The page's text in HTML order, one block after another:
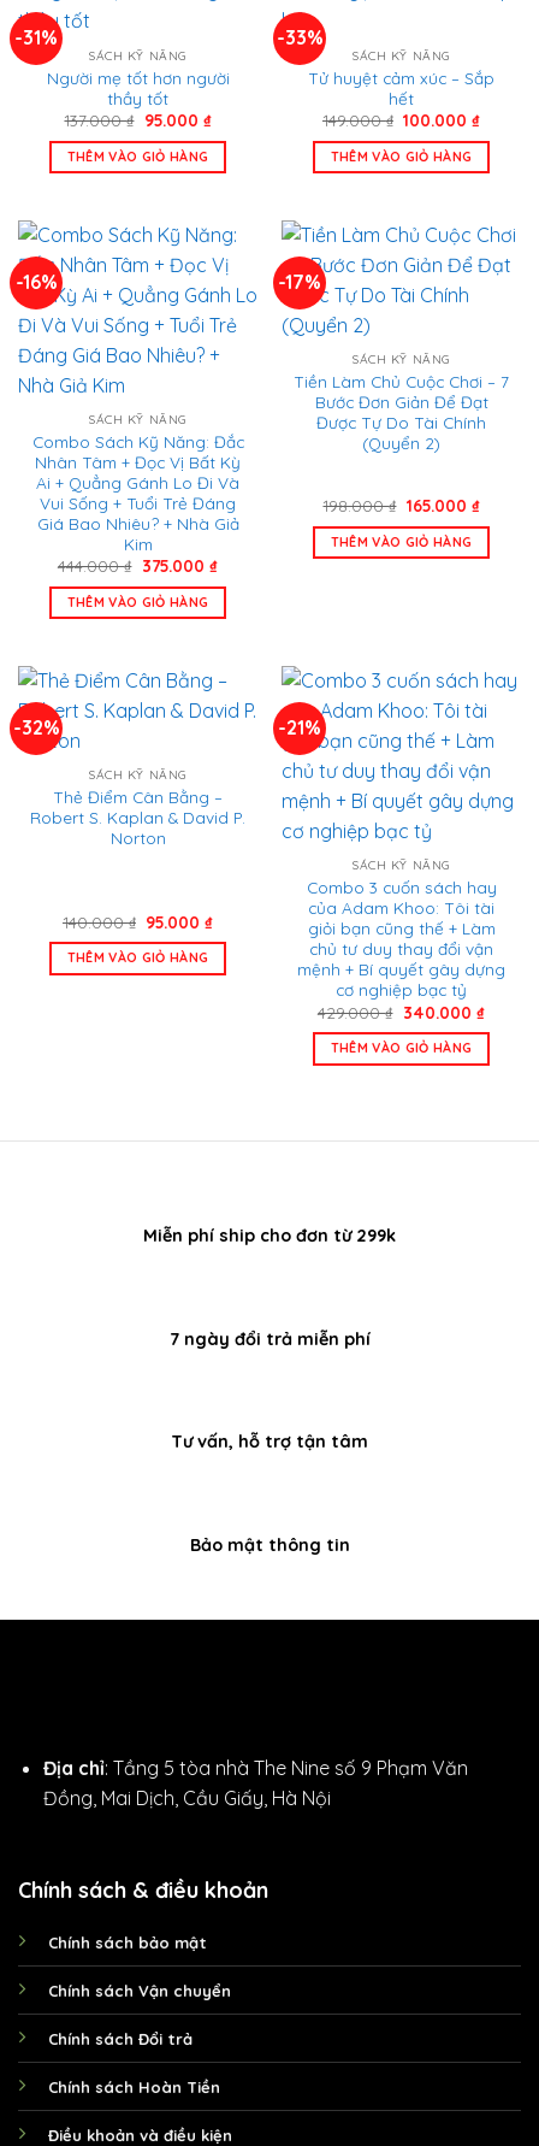
-31%
SÁCH KỸ NĂNG
Người mẹ tốt hơn người
thầy tốt
137.000₫ Giá
là:
137.000 ₫.
95.000 ₫Giá
tại
THÊM VÀO GIỎ HÀNG
-33%
SÁCH KỸ NĂNG
Tử huyệt cảm xúc – Sắp
hết
149.000₫ Giá
là:
149.000 ₫.
100.000₫Giá
tại
THÊM VÀO GIỎ HÀNG
-16%
SÁCH KỸ NĂNG
Combo Sách Kỹ Năng: Đắc
Nhân Tâm + Đọc Vị Bất Kỳ
Ai + Quẳng Gánh Lo Đi Và
Vui Sống + Tuổi Trẻ Đáng
Giá Bao Nhiêu? + Nhà Giả
Kim
444.000₫ Giá
là:
444.000 ₫.
375.000 ₫Giá
tại
THÊM VÀO GIỎ HÀNG
-17%
SÁCH KỸ NĂNG
Tiền Làm Chủ Cuộc Chơi – 7
Bước Đơn Giản Để Đạt
Được Tự Do Tài Chính
(Quyển 2)
198.000₫ Giá
là:
198.000 ₫.
165.000 ₫Giá
tại
THÊM VÀO GIỎ HÀNG
-32%
SÁCH KỸ NĂNG
Thẻ Điểm Cân Bằng –
Robert S. Kaplan & David P.
Norton
140.000₫ Giá
là:
140.000 ₫.
95.000₫Giá
THÊM VÀO GIỎ HÀNG
-21%
SÁCH KỸ NĂNG
Combo 3 cuốn sách hay
của Adam Khoo: Tôi tài
giỏi bạn cũng thế + Làm
chủ tư duy thay đổi vận
mệnh + Bí quyết gây dựng
cơ nghiệp bạc tỷ
429.000₫ Giá
là:
429.000 ₫.
340.000 ₫Giá
THÊM VÀO GIỎ HÀNG
Miễn phí ship cho đơn từ 299k
7 ngày đổi trả miễn phí
Tư vấn, hỗ trợ tận tâm
Bảo mật thông tin
Địa chỉ: Tầng 5 tòa nhà The Nine số 9 Phạm Văn
Đồng, Mai Dịch, Cầu Giấy, Hà Nội
Chính sách & điều khoản
Chính sách bảo mật
Chính sách Vận chuyển
Chính sách Đổi trả
Chính sách Hoàn Tiền
Điều khoản và điều kiện